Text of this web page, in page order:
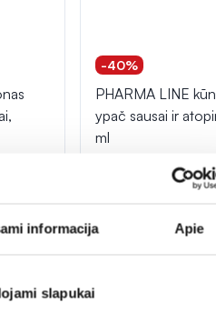
informacija Apie
slapukai
-40%
PHARMA LINE
ypač sausai ir
ml
Įvertinimas 5.0 iš 5
10,99 €
% PAPILDOMA